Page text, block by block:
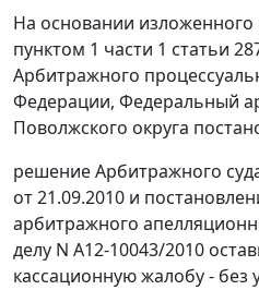
На основании изложенного
пунктом 1 части 1 статьи
Арбитражного
Федерации, Федеральный
Поволжского округа
решениеАрбитражного
от 21.09.2010 и
арбитражного
делу N А12-10043/2010
кассационную жалобу - без